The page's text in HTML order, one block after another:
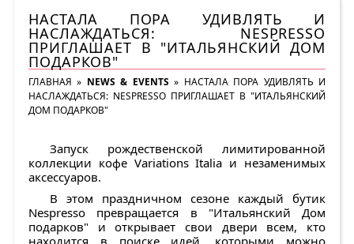
НАСТАЛА ПОРА УДИВЛЯТЬ И
НАСЛАЖДАТЬСЯ: NESPRESSO
ПРИГЛАШАЕТ В "ИТАЛЬЯНСКИЙ ДОМ
ПОДАРКОВ"
ГЛАВНАЯ » NEWS & EVENTS » НАСТАЛА ПОРА УДИВЛЯТЬ И
НАСЛАЖДАТЬСЯ: NESPRESSO ПРИГЛАШАЕТ В "ИТАЛЬЯНСКИЙ
ДОМ ПОДАРКОВ"
Запуск рождественской лимитированной
коллекции кофе Variations Italia и незаменимых
аксессуаров.
В этом праздничном сезоне каждый бутик
Nespresso превращается в "Итальянский Дом
подарков" и открывает свои двери всем, кто
находится в поиске идей, которыми можно